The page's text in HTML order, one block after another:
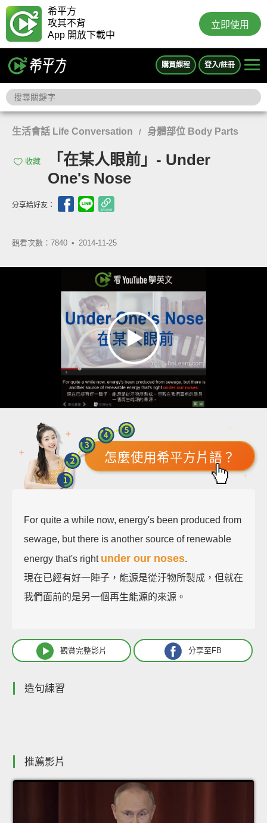
希平方
攻其不背
App 開放下載中
立即使用
購買課程 登入/註冊
生活會話 Life Conversation / 身體部位 Body Parts
收藏
「在某人眼前」- Under
One's Nose
分享給好友：
觀看次數：7840 • 2014-11-25
怎麼使用希平方片語？
For quite a while now, energy's been produced from
sewage, but there is another source of renewable
energy that's right under our noses.
現在已經有好一陣子，能源是從汙物所製成，但就在
我們面前的是另一個再生能源的來源。
觀賞完整影片 分享至FB
造句練習
推薦影片